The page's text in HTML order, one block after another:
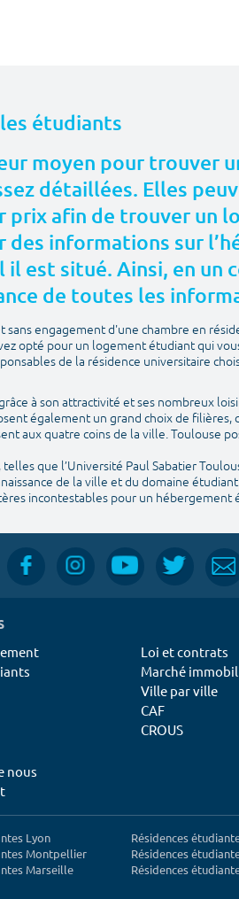
étudiants
moyen pour trouver
détaillées. Elles
prix afin de trouver un
des informations sur
est situé. Ainsi, en un
de toutes les
engagement d'une chambre en
opté pour un logement étudiant qui
de la résidence universitaire
à son attractivité et ses nombreux
également un grand choix de
aux quatre coins de la ville. Toulouse
que l’Université Paul Sabatier
de la ville et du domaine
incontestables pour un hébergement
Loi et contrats
Marché
Ville par ville
CAF
CROUS
nous
Lyon
Montpellier
Marseille
Résidences
Résidences
Résidences